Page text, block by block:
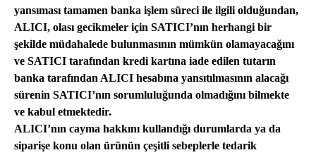
yansıması tamamen banka işlem süreci ile ilgili olduğundan,
ALICI, olası gecikmeler için SATICI’nın herhangi bir
şekilde müdahalede bulunmasının mümkün olamayacağını
ve SATICI tarafından kredi kartına iade edilen tutarın
banka tarafından ALICI hesabına yansıtılmasının alacağı
sürenin SATICI’nın sorumluluğunda olmadığını bilmekte
ve kabul etmektedir.
ALICI’nın cayma hakkını kullandığı durumlarda ya da
siparişe konu olan ürünün çeşitli sebeplerle tedarik